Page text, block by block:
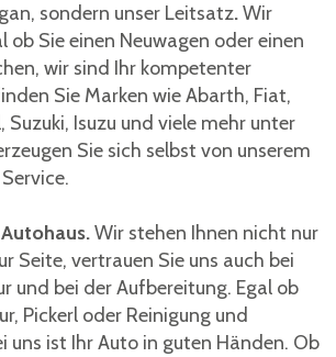
sondern unser Leitsatz.Wir
ob Sie einen Neuwagen oder einen
wir sind Ihr kompetenter
Sie Marken wie Abarth, Fiat,
Suzuki, Isuzu und viele mehr unter
Sie sich selbst von unserem
Autohaus.Wir stehen Ihnen nicht nur
Seite, vertrauen Sie uns auch bei
und bei der Aufbereitung. Egal ob
Pickerl oder Reinigung und
uns ist Ihr Auto in guten Händen. Ob